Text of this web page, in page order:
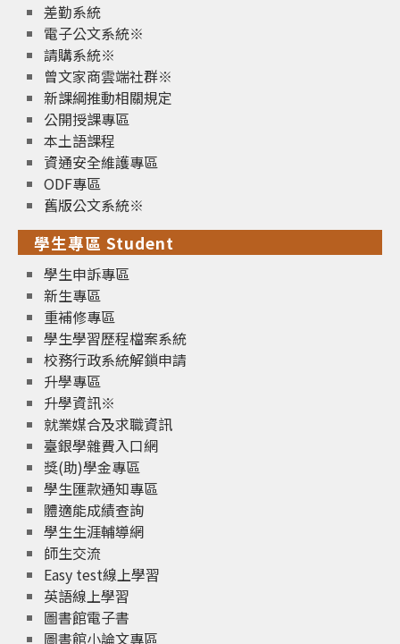
差勤系統
電子公文系統※
請購系統※
曾文家商雲端社群※
新課綱推動相關規定
公開授課專區
本土語課程
資通安全維護專區
ODF專區
舊版公文系統※
學生專區 Student
學生申訴專區
新生專區
重補修專區
學生學習歷程檔案系統
校務行政系統解鎖申請
升學專區
升學資訊※
就業媒合及求職資訊
臺銀學雜費入口網
獎(助)學金專區
學生匯款通知專區
體適能成績查詢
學生生涯輔導網
師生交流
Easy test線上學習
英語線上學習
圖書館電子書
圖書館小論文專區